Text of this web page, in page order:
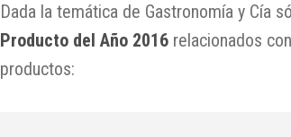
Dada la temática de Gastronomía y Cía
Producto del Año 2016relacionados
productos: